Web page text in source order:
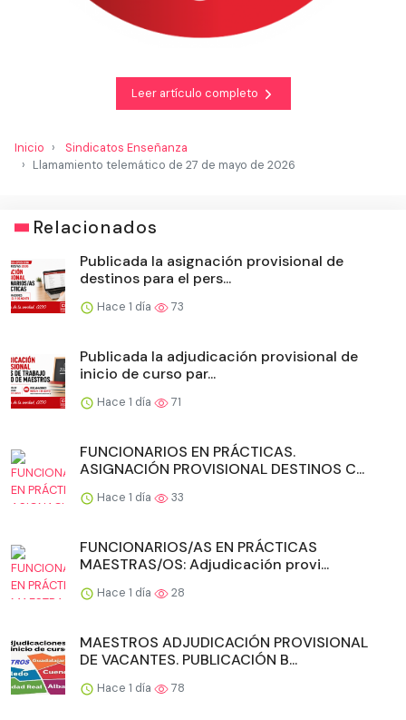
Leer artículo completo
Inicio
Sindicatos Enseñanza
Llamamiento telemático de 27 de mayo de 2026
Relacionados
Publicada la asignación provisional de
destinos para el pers...
Hace 1 día 73
Publicada la adjudicación provisional de
inicio de curso par...
Hace 1 día 71
FUNCIONARIOS EN PRÁCTICAS.
ASIGNACIÓN PROVISIONAL DESTINOS C...
Hace 1 día 33
FUNCIONARIOS/AS EN PRÁCTICAS
MAESTRAS/OS: Adjudicación provi...
Hace 1 día 28
MAESTROS ADJUDICACIÓN PROVISIONAL
DE VACANTES. PUBLICACIÓN B...
Hace 1 día 78